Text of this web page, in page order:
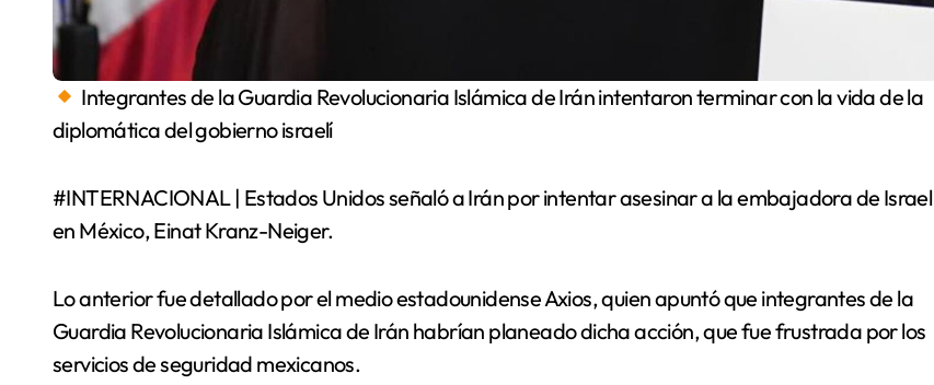
Integrantes de la Guardia Revolucionaria Islámica de Irán intentaron terminar con la vida de la
diplomática del gobierno israelí
#INTERNACIONAL | Estados Unidos señaló a Irán por intentar asesinar a la embajadora de Israel
en México, Einat Kranz-Neiger.
Lo anterior fue detallado por el medio estadounidense Axios, quien apuntó que integrantes de la
Guardia Revolucionaria Islámica de Irán habrían planeado dicha acción, que fue frustrada por los
servicios de seguridad mexicanos.